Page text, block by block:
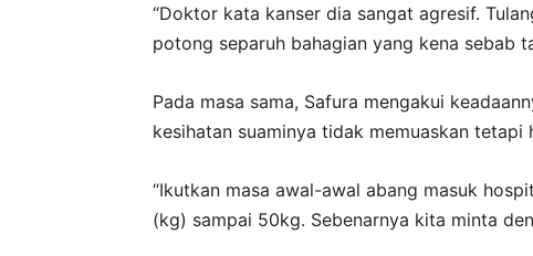
“Doktor kata kanser dia sangat agresif.
potong separuh bahagian yang kena sebab
Pada masa sama, Safura mengakui
kesihatan suaminya tidak memuaskan tetapi
“Ikutkan masa awal-awal abang masuk
(kg) sampai 50kg. Sebenarnya kita minta